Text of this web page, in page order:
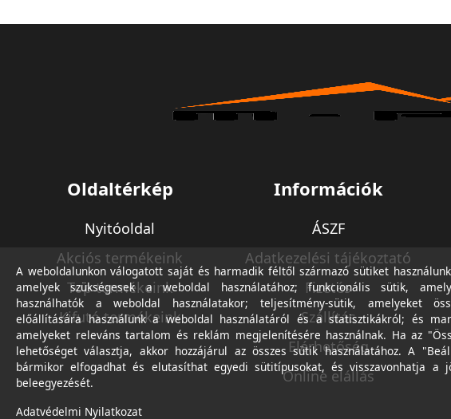
Oldaltérkép
Nyitóoldal
Akciós termékeink
Top termékeink
Kifutó termékeink
Információk
ÁSZF
Adatkezelési tájékoztató
Fizetés
Szállítás
Elérhetőség
Online elállás
A weboldalunkon válogatott saját és harmadik féltől származó sütiket
amelyek szükségesek a weboldal használatához; funkcionális sütik,
használhatók a weboldal használatakor; teljesítmény-sütik, amelyeket
előállítására használunk a weboldal használatáról és a statisztikákról; és
amelyeket releváns tartalom és reklám megjelenítésére használnak. Ha az
lehetőséget választja, akkor hozzájárul az összes sütik használatához. A
bármikor elfogadhat és elutasíthat egyedi sütitípusokat, és visszavonhatja a
beleegyezését.
Adatvédelmi Nyilatkozat